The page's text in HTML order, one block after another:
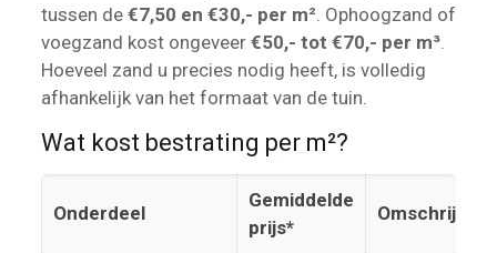
tussen de €7,50 en €30,- per m². Ophoogzand of
voegzand kost ongeveer €50,- tot €70,- per m³.
Hoeveel zand u precies nodig heeft, is volledig
afhankelijk van het formaat van de tuin.
Wat kost bestrating per m²?
Onderdeel
Gemiddelde
prijs*
Omschrijving